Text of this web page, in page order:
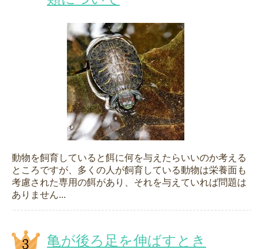
動物を飼育していると餌に何を与えたらいいのか考える
ところですが、多くの人が飼育している動物は栄養面も
考慮された専用の餌があり、それを与えていれば問題は
ありません...
亀が後ろ足を伸ばすとき